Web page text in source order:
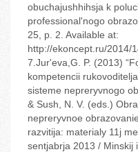
obuchajushhihsja k
professional'nogo
25, p. 2. Available at:
http://ekoncept.ru/2014/
7.Jur'eva,G. P. (2013)
kompetencii
sisteme nepreryvnogo
& Sush, N. V. (eds.)
nepreryvnoe
razvitija: materialy 11j
sentjabrja 2013 / Minskij